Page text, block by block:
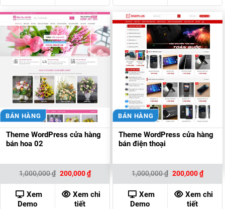
BÁN HÀNG
Theme WordPress cửa hàng
bán hoa 02
1,000,000₫ Giá
là:
1,000,000 ₫.
200,000₫Giá
hiện
tại
là:
200,000 ₫.
Xem
Demo
Xem chi
tiết
BÁN HÀNG
Theme WordPress cửa hàng
bán điện thoại
1,000,000₫ Giá
là:
1,000,000 ₫.
200,000₫Giá
hiện
tại
là:
Xem
Demo
Xem chi
tiết